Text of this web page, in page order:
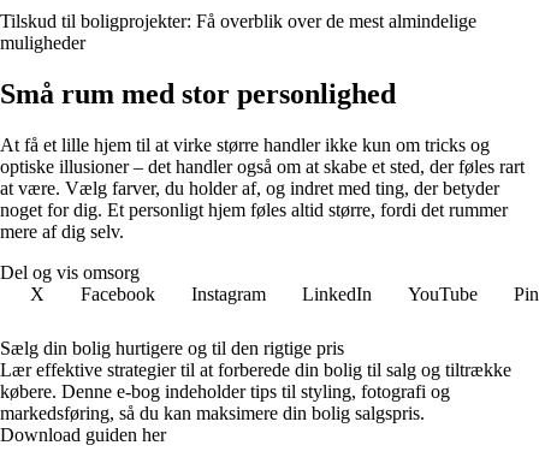
Tilskud til boligprojekter: Få overblik over de mest almindelige
muligheder
Små rum med stor personlighed
At få et lille hjem til at virke større handler ikke kun om tricks og
optiske illusioner – det handler også om at skabe et sted, der føles rart
at være. Vælg farver, du holder af, og indret med ting, der betyder
noget for dig. Et personligt hjem føles altid større, fordi det rummer
mere af dig selv.
Del og vis omsorg
X
Facebook Instagram LinkedIn YouTube
Sælg din bolig hurtigere og til den rigtige pris
Lær effektive strategier til at forberede din bolig til salg og tiltrække
købere. Denne e-bog indeholder tips til styling, fotografi og
markedsføring, så du kan maksimere din bolig salgspris.
Download guiden her